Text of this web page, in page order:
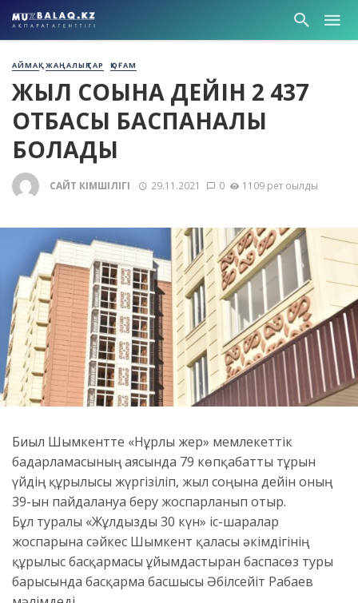
АЙМАҚ ЖАҢАЛЫҚТАР ҚОҒАМ
ЖЫЛ СОҢЫНА ДЕЙІН 2 437
ОТБАСЫ БАСПАНАЛЫ
БОЛАДЫ
САЙТ ӘКІМШІЛІГІ 29.11.2021 0 1109 рет оқылды
Биыл Шымкентте «Нұрлы жер» мемлекеттік
бағдарламасының аясында 79 көпқабатты тұрғын
үйдің құрылысы жүргізіліп, жыл соңына дейін оның
39-ын пайдалануға беру жоспарланып отыр.
Бұл туралы «Жұлдызды 30 күн» іс-шаралар
жоспарына сәйкес Шымкент қаласы әкімдігінің
құрылыс басқармасы ұйымдастырған баспасөз туры
барысында басқарма басшысы Әбілсейіт Рабаев